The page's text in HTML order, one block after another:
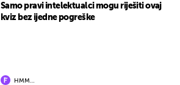
Samo pravi intelektualci mogu riješiti ovaj
kviz bez ijedne pogreške
HMM…